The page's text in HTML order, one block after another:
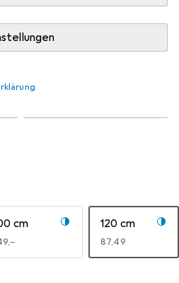
genaue Lieferzeit
cm 120 cm
EUR
87,49